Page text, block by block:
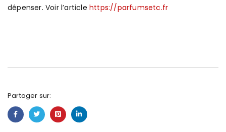
dépenser. Voir l’article https://parfumsetc.fr
Partager sur: